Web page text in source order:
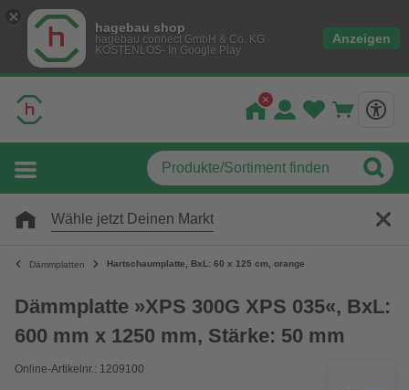
hagebau shop
hagebau connect GmbH & Co. KG
KOSTENLOS- In Google Play
Anzeigen
Wähle jetzt Deinen Markt
Dämmplatten Hartschaumplatte, BxL: 60 x 125 cm, orange
Dämmplatte »XPS 300G XPS 035«, BxL:
600 mm x 1250 mm, Stärke: 50 mm
Online-Artikelnr.: 1209100